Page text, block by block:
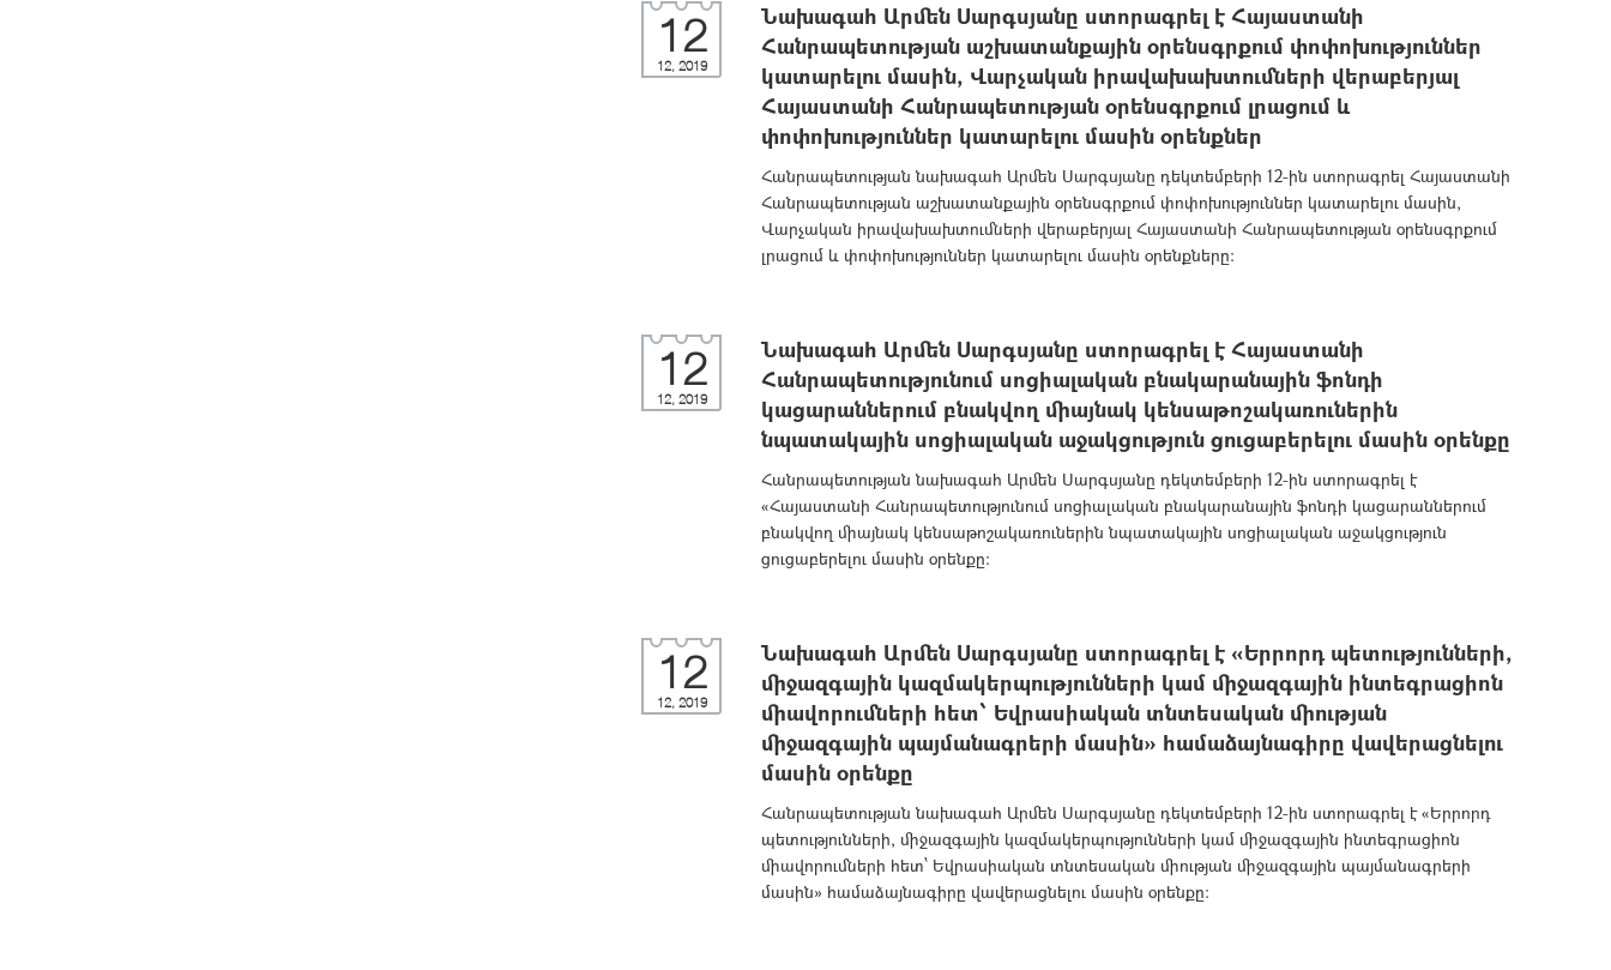
12
12, 2019
Նախագահ Արմեն Սարգսյանը ստորագրել է Հայաստանի
Հանրապետության աշխատանքային օրենսգրքում փոփոխություններ
կատարելու մասին, Վարչական իրավախախտումների վերաբերյալ
Հայաստանի Հանրապետության օրենսգրքում լրացում և
փոփոխություններ կատարելու մասին օրենքներ
Հանրապետության նախագահ Արմեն Սարգսյանը դեկտեմբերի 12-ին ստորագրել Հայաստանի
Հանրապետության աշխատանքային օրենսգրքում փոփոխություններ կատարելու մասին,
Վարչական իրավախախտումների վերաբերյալ Հայաստանի Հանրապետության օրենսգրքում
լրացում և փոփոխություններ կատարելու մասին օրենքները:
12
12, 2019
Նախագահ Արմեն Սարգսյանը ստորագրել է Հայաստանի
Հանրապետությունում սոցիալական բնակարանային ֆոնդի
կացարաններում բնակվող միայնակ կենսաթոշակառուներին
նպատակային սոցիալական աջակցություն ցուցաբերելու մասին օրենքը
Հանրապետության նախագահ Արմեն Սարգսյանը դեկտեմբերի 12-ին ստորագրել է
«Հայաստանի Հանրապետությունում սոցիալական բնակարանային ֆոնդի կացարաններում
բնակվող միայնակ կենսաթոշակառուներին նպատակային սոցիալական աջակցություն
ցուցաբերելու մասին օրենքը:
12
12, 2019
Նախագահ Արմեն Սարգսյանը ստորագրել է «Երրորդ պետությունների,
միջազգային կազմակերպությունների կամ միջազգային ինտեգրացիոն
միավորումների հետ՝ Եվրասիական տնտեսական միության
միջազգային պայմանագրերի մասին» համաձայնագիրը վավերացնելու
մասին օրենքը
Հանրապետության նախագահ Արմեն Սարգսյանը դեկտեմբերի 12-ին ստորագրել է «Երրորդ
պետությունների, միջազգային կազմակերպությունների կամ միջազգային ինտեգրացիոն
միավորումների հետ՝ Եվրասիական տնտեսական միության միջազգային պայմանագրերի
մասին» համաձայնագիրը վավերացնելու մասին օրենքը: